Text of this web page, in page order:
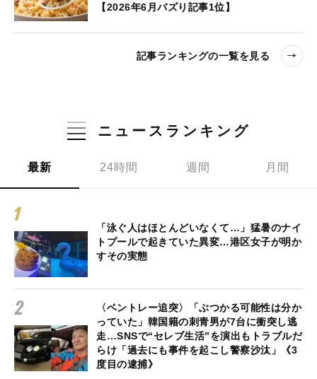
【2026年6月バズり記事1位】
記事ランキングの一覧を見る
ニュースランキング
最新 24時間 週間 月間
「泳ぐ人はほとんどいなくて…」猛暑のナイ
トプールで起きていた異変…港区女子が明か
すその実態
〈ベントレー追突〉「ぶつかる可能性は分か
っていた」韓国籍の刺青男が7台に衝突し逃
走…SNSで“セレブ生活”を演出もトラブルだ
らけ「過去にも事件を起こし警察沙汰」《3
度目の逮捕》